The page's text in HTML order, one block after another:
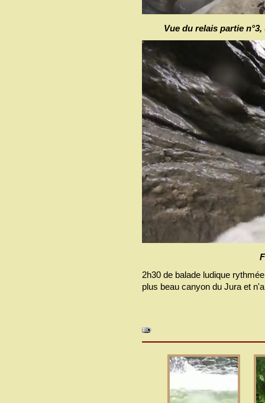
Vue du relais partie
2h30 de balade ludique
plus beau canyon du Jura et